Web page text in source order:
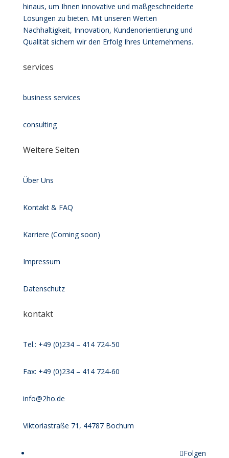
hinaus, um Ihnen innovative und maßgeschneiderte
Lösungen zu bieten. Mit unseren Werten
Nachhaltigkeit, Innovation, Kundenorientierung und
Qualität sichern wir den Erfolg Ihres Unternehmens.
services
business services
consulting
Weitere Seiten
Über Uns
Kontakt & FAQ
Karriere (Coming soon)
Impressum
Datenschutz
kontakt
Tel.: +49 (0)234 – 414 724-50
Fax: +49 (0)234 – 414 724-60
info@2ho.de
Viktoriastraße 71, 44787 Bochum
Folgen